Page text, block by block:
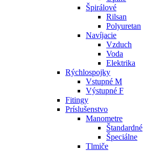
Špirálové
Rilsan
Polyuretan
Navíjacie
Vzduch
Voda
Elektrika
Rýchlospojky
Vstupné M
Výstupné F
Fitingy
Príslušenstvo
Manometre
Štandardné
Špeciálne
Tlmiče